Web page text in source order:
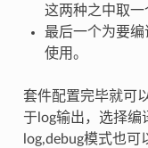
这两种之中取
最后一个为要
使用。
套件配置完毕就可
于log输出，选择编
log,debug模式也可